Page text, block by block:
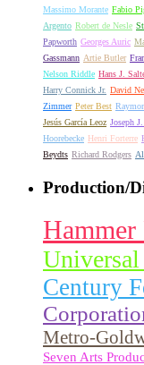
Massimo Morante Fabio
Argento Robert de Nesle
Papworth Georges Auric
Gassmann Artie Butler
Nelson Riddle Hans J.
Harry Connick Jr. David
Zimmer Peter Best
Jesús García Leoz Joseph
Hoorebecke Henri Forterre
Beydts Richard Rodgers
Production/
Century
Metro-
Seven Arts